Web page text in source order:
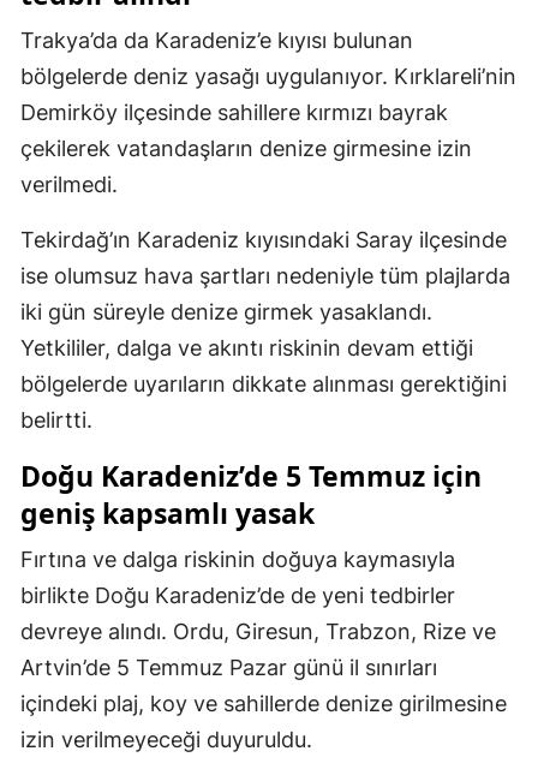
Trakya’da da Karadeniz’e kıyısı bulunan
bölgelerde deniz yasağı uygulanıyor. Kırklareli’nin
Demirköy ilçesinde sahillere kırmızı bayrak
çekilerek vatandaşların denize girmesine izin
verilmedi.
Tekirdağ’ın Karadeniz kıyısındaki Saray ilçesinde
ise olumsuz hava şartları nedeniyle tüm plajlarda
iki gün süreyle denize girmek yasaklandı.
Yetkililer, dalga ve akıntı riskinin devam ettiği
bölgelerde uyarıların dikkate alınması gerektiğini
belirtti.
Doğu Karadeniz’de 5 Temmuz için
geniş kapsamlı yasak
Fırtına ve dalga riskinin doğuya kaymasıyla
birlikte Doğu Karadeniz’de de yeni tedbirler
devreye alındı. Ordu, Giresun, Trabzon, Rize ve
Artvin’de 5 Temmuz Pazar günü il sınırları
içindeki plaj, koy ve sahillerde denize girilmesine
izin verilmeyeceği duyuruldu.